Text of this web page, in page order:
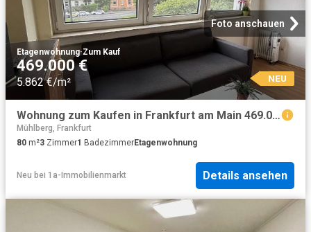
Foto anschauen
Etagenwohnung·Zum Kauf
469.000 €
5.862 €/m² NEU
Wohnung zum Kaufen in Frankfurt am Main 469.000,00 EUR 80 m²
Mühlberg, Frankfurt
80 m²3 Zimmer1 BadezimmerEtagenwohnung
Neu bei 1a-Immobilienmarkt Details ansehen